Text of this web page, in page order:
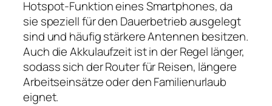
Hotspot‑Funktion eines Smartphones, da
sie speziell für den Dauerbetrieb ausgelegt
sind und häufig stärkere Antennen besitzen.
Auch die Akkulaufzeit ist in der Regel länger,
sodass sich der Router für Reisen, längere
Arbeitseinsätze oder den Familienurlaub
eignet.